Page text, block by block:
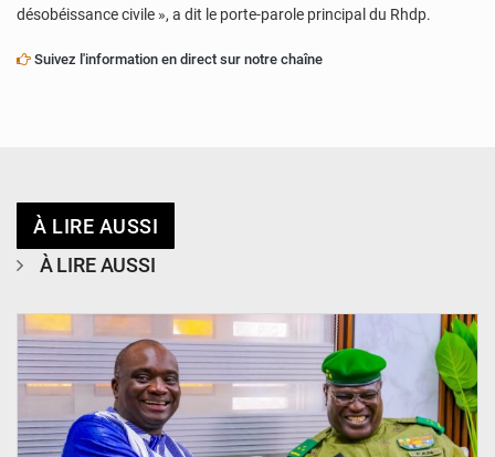
désobéissance civile », a dit le porte-parole principal du Rhdp.
Suivez l'information en direct sur notre chaîne
À LIRE AUSSI
À LIRE AUSSI